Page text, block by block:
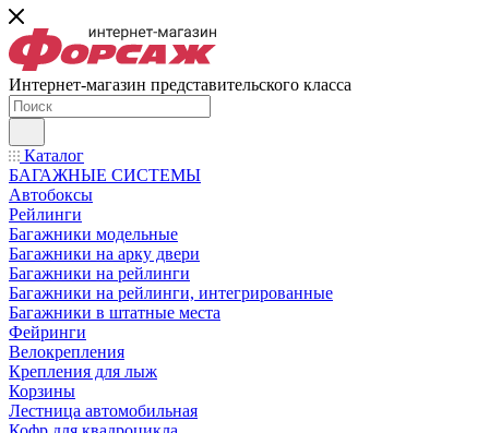
Интернет-магазин представительского класса
Каталог
БАГАЖНЫЕ СИСТЕМЫ
Автобоксы
Рейлинги
Багажники модельные
Багажники на арку двери
Багажники на рейлинги
Багажники на рейлинги, интегрированные
Багажники в штатные места
Фейринги
Велокрепления
Крепления для лыж
Корзины
Лестница автомобильная